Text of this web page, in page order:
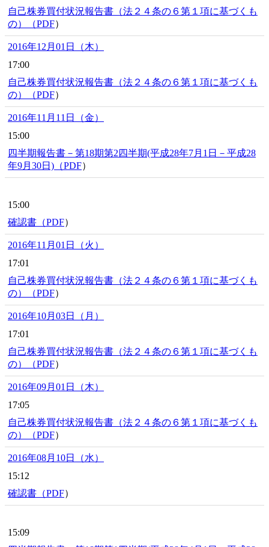
自己株券買付状況報告書（法２４条の６第１項に基づくも
の）（PDF）
2016年12月01日（木）
17:00
自己株券買付状況報告書（法２４条の６第１項に基づくも
の）（PDF）
2016年11月11日（金）
15:00
四半期報告書－第18期第2四半期(平成28年7月1日－平成28
年9月30日)（PDF）
15:00
確認書（PDF）
2016年11月01日（火）
17:01
自己株券買付状況報告書（法２４条の６第１項に基づくも
の）（PDF）
2016年10月03日（月）
17:01
自己株券買付状況報告書（法２４条の６第１項に基づくも
の）（PDF）
2016年09月01日（木）
17:05
自己株券買付状況報告書（法２４条の６第１項に基づくも
の）（PDF）
2016年08月10日（水）
15:12
確認書（PDF）
15:09